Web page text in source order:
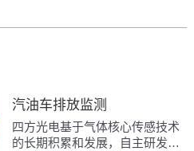
汽油车排放监测
四方光电基于气体核心传感技术
的长期积累和发展，自主研发、